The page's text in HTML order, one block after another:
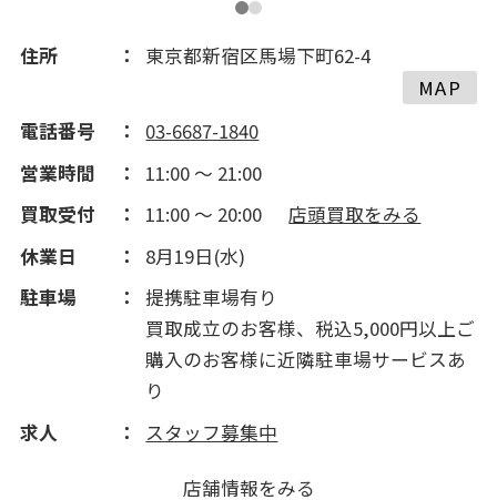
住所
東京都新宿区馬場下町62-4
MAP
電話番号
03-6687-1840
営業時間
11:00 ～ 21:00
買取受付
11:00 ～ 20:00
店頭買取をみる
休業日
8月19日(水)
駐車場
提携駐車場有り
買取成立のお客様、税込5,000円以上ご
購入のお客様に近隣駐車場サービスあ
り
求人
スタッフ募集中
店舗情報をみる